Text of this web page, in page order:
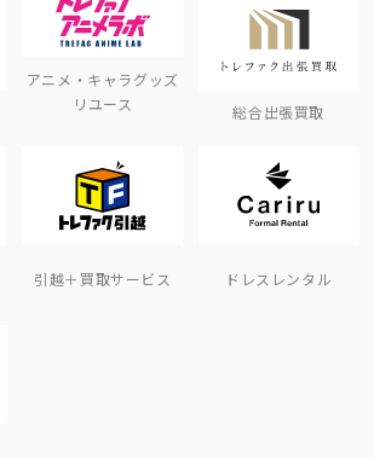
アニメ・キャラグッズ
リユース
総合出張買取
引越＋買取サービス ドレスレンタル